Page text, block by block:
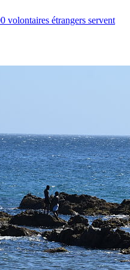
volontaires étrangers servent